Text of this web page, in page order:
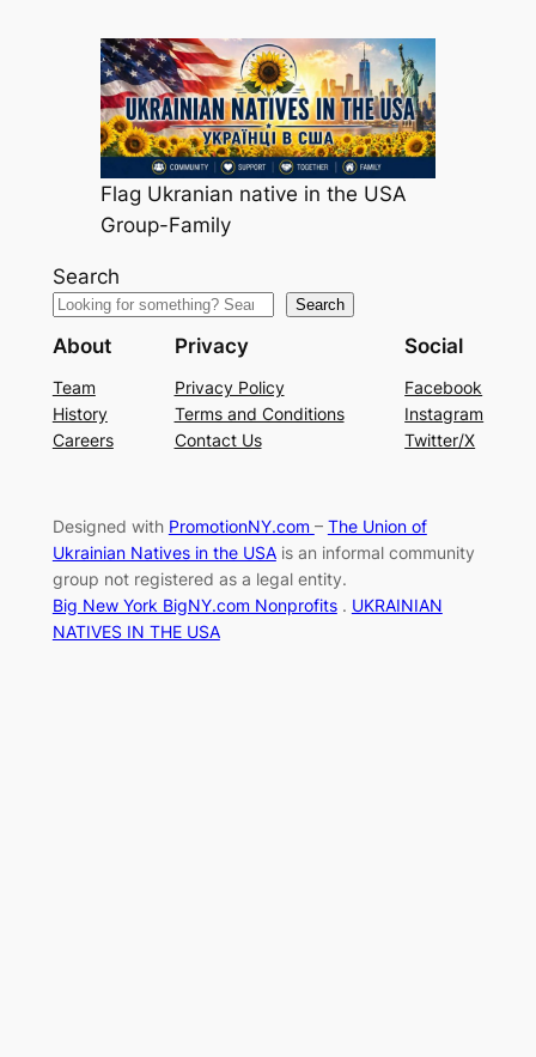
Flag Ukranian native in the USA
Group-Family
Search
Search
About
Team
History
Careers
Privacy
Privacy Policy
Terms and Conditions
Contact Us
Social
Facebook
Instagram
Twitter/X
Designed with PromotionNY.com – The Union of
Ukrainian Natives in the USAis an informal community
group not registered as a legal entity.
Big New York BigNY.com Nonprofits. UKRAINIAN
NATIVES IN THE USA